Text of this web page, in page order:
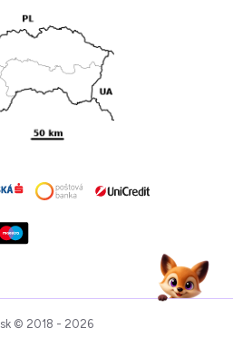
© 2018 - 2026